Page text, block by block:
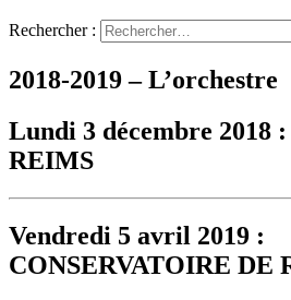
Rechercher :
2018-2019 – L’orchestre
Lundi 3 décembre 2018 :
REIMS
Vendredi 5 avril 2019 :
CONSERVATOIRE DE